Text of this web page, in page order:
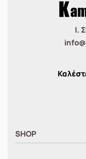
Ι.
SHOP